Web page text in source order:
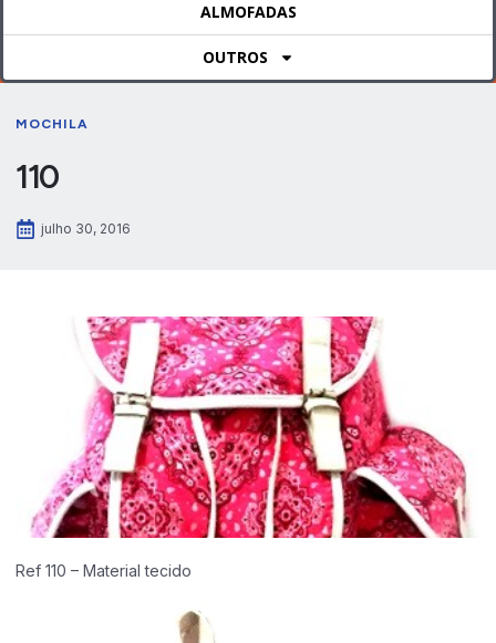
ALMOFADAS
OUTROS
MOCHILA
110
julho 30, 2016
Ref 110 – Material tecido